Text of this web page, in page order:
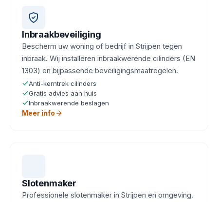
Inbraakbeveiliging
Bescherm uw woning of bedrijf in Strijpen tegen
inbraak. Wij installeren inbraakwerende cilinders (EN
1303) en bijpassende beveiligingsmaatregelen.
Anti-kerntrek cilinders
Gratis advies aan huis
Inbraakwerende beslagen
Meer info
Slotenmaker
Professionele slotenmaker in Strijpen en omgeving.